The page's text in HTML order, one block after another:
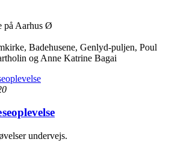
på Aarhus Ø
Badehusene, Genlyd-puljen, Poul
og Anne Katrine Bagai
undervejs.